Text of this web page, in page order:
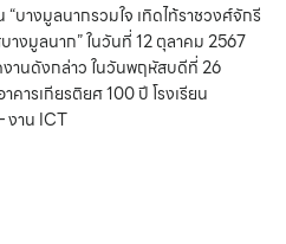
บางมูลนากรวมใจ เทิดไท้ราชวงศ์จักรี
างมูลนาก” ในวันที่ 12 ตุลาคม 2567
งานดังกล่าว ในวันพฤหัสบดีที่ 26
ารเกียรติยศ 100 ปี โรงเรียน
งาน ICT